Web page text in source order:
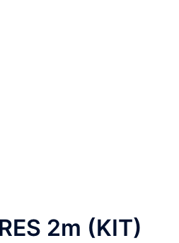
2m (KIT)